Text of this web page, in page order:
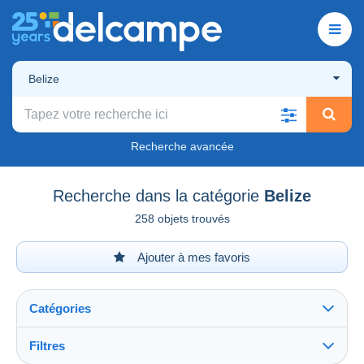
Belize
Recherche avancée
Recherche dans la catégorie Belize
258 objets trouvés
Ajouter à mes favoris
Catégories
Filtres